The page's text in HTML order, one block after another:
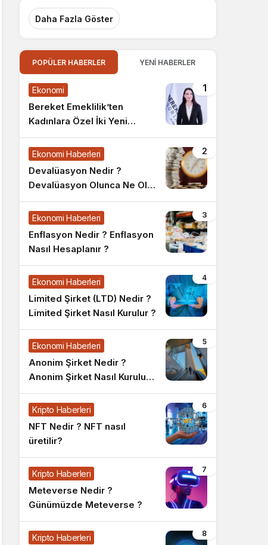
Daha Fazla Göster
POPÜLER HABERLER YENI HABERLER
1
Ekonomi
Bereket Emeklilik’ten
Kadınlara Özel İki Yeni
Bireysel Emeklilik Planı
2
Ekonomi Haberleri
Devalüasyon Nedir ?
Devalüasyon Olunca Ne Olur
?
3
Ekonomi Haberleri
Enflasyon Nedir ? Enflasyon
Nasıl Hesaplanır ?
4
Ekonomi Haberleri
Limited Şirket (LTD) Nedir ?
Limited Şirket Nasıl Kurulur ?
5
Ekonomi Haberleri
Anonim Şirket Nedir ?
Anonim Şirket Nasıl Kurulur
?
6
Kripto Haberleri
NFT Nedir ? NFT nasıl
üretilir?
7
Kripto Haberleri
Meteverse Nedir ?
Günümüzde Meteverse ?
8
Kripto Haberleri